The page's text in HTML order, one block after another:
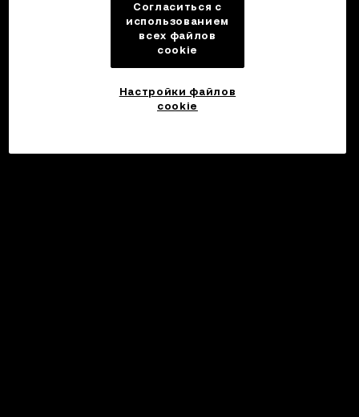
Согласиться с
использованием
всех файлов
cookie
Настройки файлов
cookie